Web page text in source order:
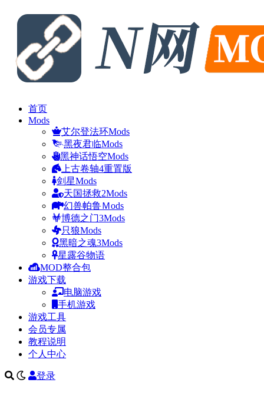
首页
Mods
艾尔登法环Mods
黑夜君临Mods
黑神话悟空Mods
上古卷轴4重置版
剑星Mods
天国拯救2Mods
幻兽帕鲁Ｍods
博德之门3Mods
只狼Mods
黑暗之魂3Mods
星露谷物语
MOD整合包
游戏下载
电脑游戏
手机游戏
游戏工具
会员专属
教程说明
个人中心
登录